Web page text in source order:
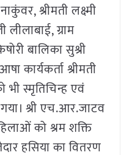
श्रीमती लक्ष्मी
लीलाबाई, ग्राम
बालिका सुश्री
कार्यकर्ता श्रीमती
भी स्मृतिचिन्ह एवं
गया। श्री एच.आर.जाटव
को श्रम शक्ति
हसिया का वितरण